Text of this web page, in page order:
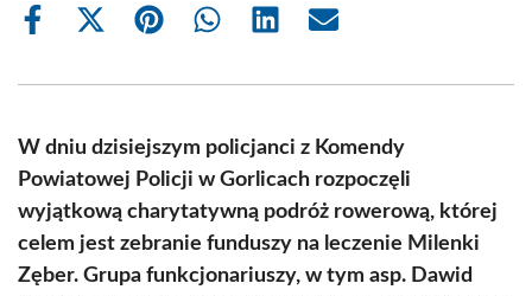
Share
Share
(Twitter)
Share Share Share Share
W dniu dzisiejszym policjanci z Komendy
Powiatowej Policji w Gorlicach rozpoczęli
wyjątkową charytatywną podróż rowerową, której
celem jest zebranie funduszy na leczenie Milenki
Zęber. Grupa funkcjonariuszy, w tym asp. Dawid